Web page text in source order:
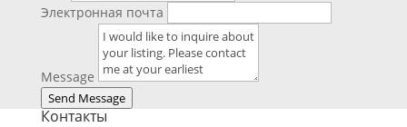
Электронная почта
Message
Send Message
Контакты